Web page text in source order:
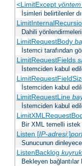
<LimitExcept yöntem
İsimleri belirtilenler
Dahili
LimitRequestBody
İstemci tarafından
LimitRequestFields
İstemciden kabul
İstemciden kabul
LimitRequestLine
İstemciden kabul
Bir XML temelli istek
Listen [IP-adresi:]
Sunucunun
ListenBacklog
Bekleyen